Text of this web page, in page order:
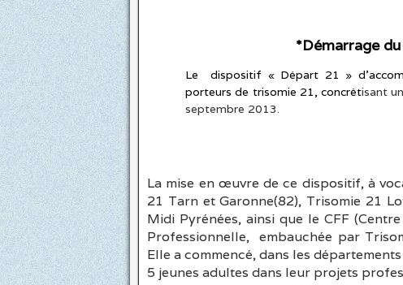
*Démarrage
Le dispositif « Départ 21 »
porteurs de trisomie 21, concrétisant
septembre 2013.
La mise en œuvre de ce dispositif, à
21 Tarn et Garonne(82), Trisomie 21
Midi Pyrénées, ainsi que le CFF
Professionnelle, embauchée par
Elle a commencé, dans les
5 jeunes adultes dans leur projets